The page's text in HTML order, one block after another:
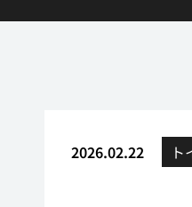
2026.02.22 ト